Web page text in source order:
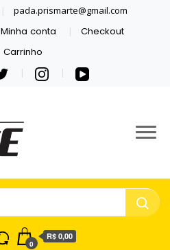
pada.prismarte@gmail.com
Minha conta
Checkout
Carrinho
EDITORA
Se inspire com LIVROS E
0
R$ 0,00